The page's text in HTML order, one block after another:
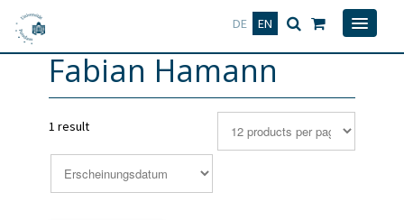
DE EN
Deutsch
Fabian Hamann
1 result